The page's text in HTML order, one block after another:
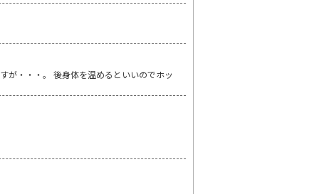
が・・・。 後身体を温めるといいのでホッ